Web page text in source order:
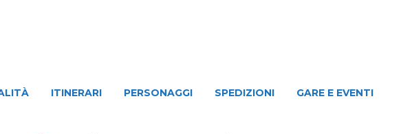
ITINERARI PERSONAGGI SPEDIZIONI GARE E EVENTI